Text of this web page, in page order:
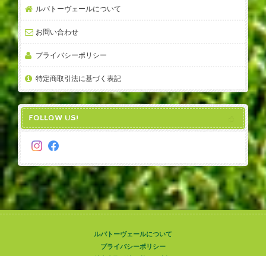
ルバトーヴェールについて
お問い合わせ
プライバシーポリシー
特定商取引法に基づく表記
FOLLOW US!
ルバトーヴェールについて
プライバシーポリシー